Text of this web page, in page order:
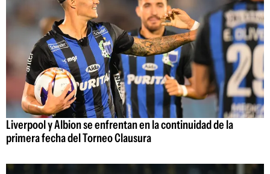
Liverpool y Albion se enfrentan en la continuidad de la
primera fecha del Torneo Clausura